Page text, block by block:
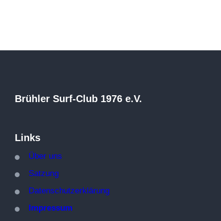
Brühler Surf-Club 1976 e.V.
Links
Über uns
Satzung
Datenschutzerklärung
Impressum